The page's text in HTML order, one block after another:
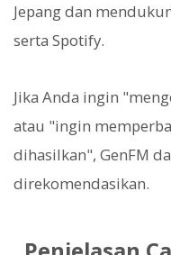
Jepang dan
serta Spotify.
Jika Anda ingin
atau "ingin
dihasilkan", GenFM
direkomendasikan.